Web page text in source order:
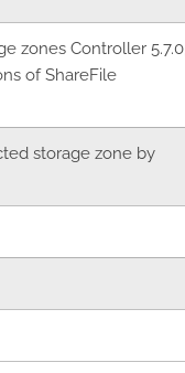
zones Controller 5.7.0,
of ShareFile
storage zone by